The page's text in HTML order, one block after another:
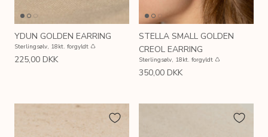
YDUN GOLDEN EARRING
Sterlingsølv, 18kt. forgyldt ♺
225,00 DKK
STELLA SMALL GOLDEN
CREOL EARRING
Sterlingsølv, 18kt. forgyldt ♺
350,00 DKK